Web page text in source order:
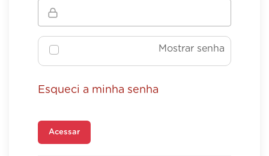
Mostrar senha
Esqueci a minha senha
Acessar